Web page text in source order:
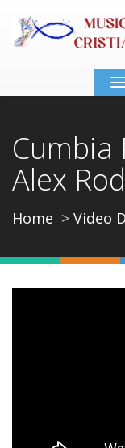
Cumbia
Alex
Home Video